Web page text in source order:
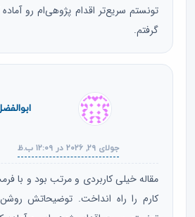
تونستم سریع‌تر اقدام پژوهی‌ام رو
گرفتم.
جولای ۲۹, ۲۰۲۶ در ۱۲:۰۹ ب.ظ
کارم را راه انداخت. توضیحاتش